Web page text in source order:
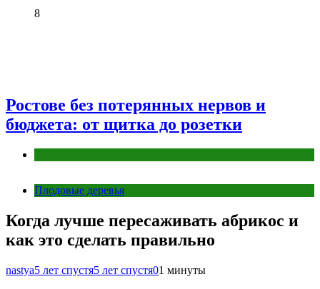
8
Ростове без потерянных нервов и
бюджета: от щитка до розетки
Плодовые деревья
Когда лучше пересаживать абрикос и
как это сделать правильно
nastya5 лет спустя5 лет спустя01 минуты